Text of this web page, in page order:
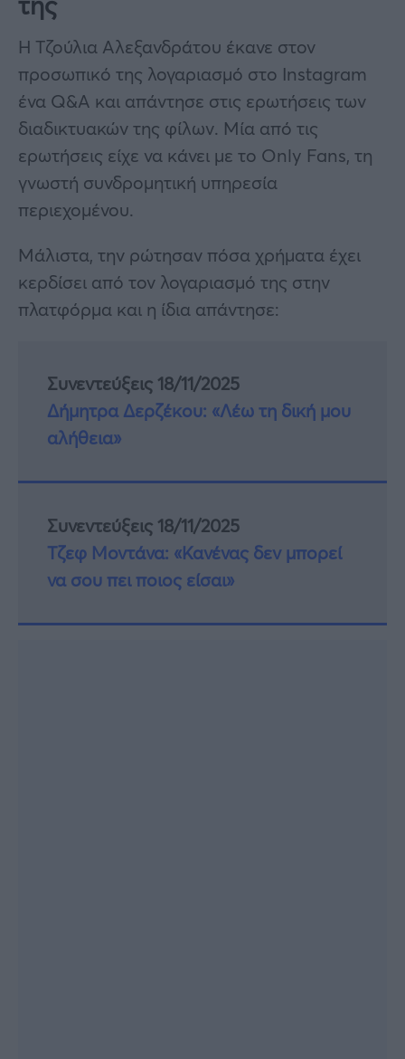
Η Τζούλια Αλεξανδράτου έκανε στον
προσωπικό της λογαριασμό στο Instagram
ένα Q&A και απάντησε στις ερωτήσεις των
διαδικτυακών της φίλων. Μία από τις
ερωτήσεις είχε να κάνει με το Only Fans, τη
γνωστή συνδρομητική υπηρεσία
περιεχομένου.
Μάλιστα, την ρώτησαν πόσα χρήματα έχει
κερδίσει από τον λογαριασμό της στην
πλατφόρμα και η ίδια απάντησε:
Συνεντεύξεις 18/11/2025
Δήμητρα Δερζέκου: «Λέω τη δική μου
αλήθεια»
Συνεντεύξεις 18/11/2025
Τζεφ Μοντάνα: «Κανένας δεν μπορεί
να σου πει ποιος είσαι»